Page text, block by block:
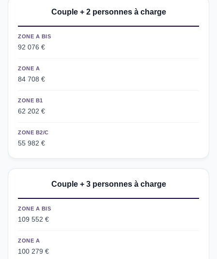
Couple + 2 personnes à charge
ZONE A BIS
92 076 €
ZONE A
84 708 €
ZONE B1
62 202 €
ZONE B2/C
55 982 €
Couple + 3 personnes à charge
ZONE A BIS
109 552 €
ZONE A
100 279 €